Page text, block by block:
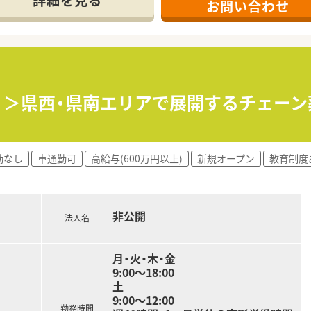
良い職場環境づくりを行っております
っております
ミニ健康相談会の時間を設けている店舗もあります。
お問い合わせ
県西・県南エリアで展開するチェー
なし 車通勤可 高給与(600万円以上) 新規オープン 教育制度
法人名 非公開
勤務時間
月・火・木・金
9:00～18:00
土
9:00～12:00